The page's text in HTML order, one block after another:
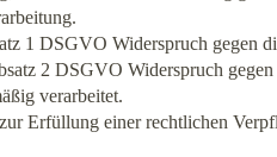
1 DSGVO Widerspruch gegen
2 DSGVO Widerspruch
verarbeitet.
Erfüllung einer rechtlichen